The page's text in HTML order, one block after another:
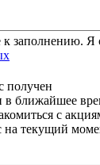
заполнению. Я
получен
ближайшее
с
на текущий